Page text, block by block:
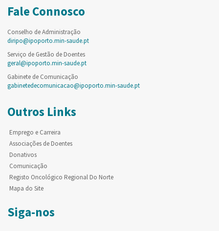
Fale Connosco
Conselho de Administração
diripo@ipoporto.min-saude.pt
Serviço de Gestão de Doentes
geral@ipoporto.min-saude.pt
Gabinete de Comunicação
gabinetedecomunicacao@ipoporto.min-saude.pt
Outros Links
Emprego e Carreira
Associações de Doentes
Donativos
Comunicação
Registo Oncológico Regional Do Norte
Mapa do Site
Siga-nos